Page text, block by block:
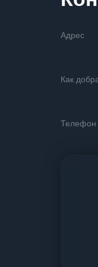
Адрес
Как
Телефон